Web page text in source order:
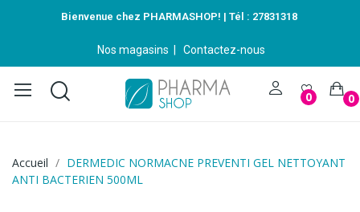
Bienvenue chez PHARMASHOP! | Tél : 27831318
Nos magasins Contactez-nous
0 0
Accueil
DERMEDIC NORMACNE PREVENTI GEL NETTOYANT
ANTI BACTERIEN 500ML